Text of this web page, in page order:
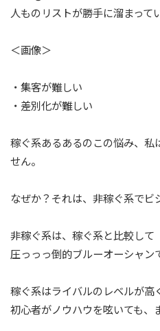
人ものリストが勝手に溜まって
＜画像＞
・集客が難しい
・差別化が難しい
稼ぐ系あるあるのこの悩み、私
せん。
なぜか？それは、非稼ぐ系でビ
非稼ぐ系は、稼ぐ系と比較して
圧っっっ倒的ブルーオーシャン
稼ぐ系はライバルのレベルが高
初心者がノウハウを呟いても、